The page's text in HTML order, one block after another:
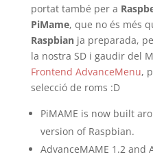
portat també per a
PiMame, que no és més
Raspbianja preparada,
la nostra SD i gaudir del
Frontend AdvanceMenu,
selecció de roms :D
PiMAME is now built
version of Raspbian.
AdvanceMAME 1.2 and